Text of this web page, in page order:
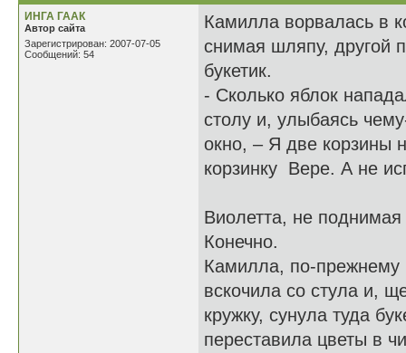
ИНГА ГААК
Автор сайта
Зарегистрирован: 2007-07-05
Сообщений: 54
Камилла ворвалась в
снимая шляпу, другой
букетик.
- Сколько яблок
столу и, улыбаясь
окно, – Я две корзины
корзинку Вере. А не
Виолетта, не
Конечно.
Камилла, по-прежнему
вскочила со стула и,
кружку, сунула туда
переставила цветы в